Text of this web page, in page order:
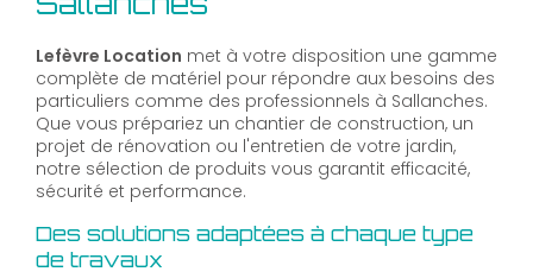
Lefèvre Location met à votre disposition une gamme
complète de matériel pour répondre aux besoins des
particuliers comme des professionnels à Sallanches.
Que vous prépariez un chantier de construction, un
projet de rénovation ou l'entretien de votre jardin,
notre sélection de produits vous garantit efficacité,
sécurité et performance.
Des solutions adaptées à chaque type
de travaux